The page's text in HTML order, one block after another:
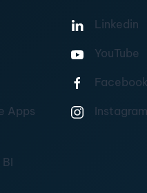
Apps
Linkedin
YouTube
Facebook
Instagram